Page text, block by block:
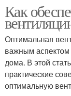
Как
Оптимальная
важным аспектом
дома. В этой
практические
оптимальную